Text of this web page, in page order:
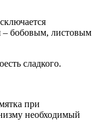
– бобовым, листовым
сладкого.
при
необходимый